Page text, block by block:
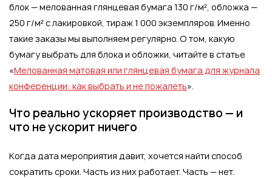
блок — мелованная глянцевая бумага 130 г/м², обложка —
250 г/м² с лакировкой, тираж 1 000 экземпляров. Именно
такие заказы мы выполняем регулярно. О том, какую
бумагу выбрать для блока и обложки, читайте в статье
«Мелованная матовая или глянцевая бумага для журнала
конференции: как выбрать и не пожалеть».
Что реально ускоряет производство — и
что не ускорит ничего
Когда дата мероприятия давит, хочется найти способ
сократить сроки. Часть из них работает. Часть — нет.